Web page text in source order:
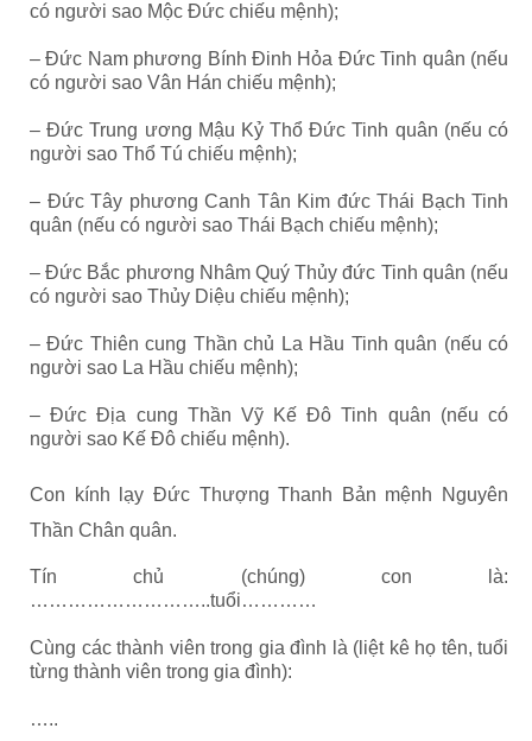
có người sao Mộc Đức chiếu mệnh);
– Đức Nam phương Bính Đinh Hỏa Đức Tinh quân (nếu
có người sao Vân Hán chiếu mệnh);
– Đức Trung ương Mậu Kỷ Thổ Đức Tinh quân (nếu có
người sao Thổ Tú chiếu mệnh);
– Đức Tây phương Canh Tân Kim đức Thái Bạch Tinh
quân (nếu có người sao Thái Bạch chiếu mệnh);
– Đức Bắc phương Nhâm Quý Thủy đức Tinh quân (nếu
có người sao Thủy Diệu chiếu mệnh);
– Đức Thiên cung Thần chủ La Hầu Tinh quân (nếu có
người sao La Hầu chiếu mệnh);
– Đức Địa cung Thần Vỹ Kế Đô Tinh quân (nếu có
người sao Kế Đô chiếu mệnh).
Con kính lạy Đức Thượng Thanh Bản mệnh Nguyên
Thần Chân quân.
Tín chủ (chúng) con là:
………………………..tuổi…………
Cùng các thành viên trong gia đình là (liệt kê họ tên, tuổi
từng thành viên trong gia đình):
…..